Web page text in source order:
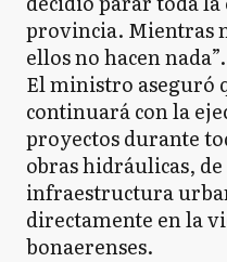
provincia. Mientras
ellos no hacen nada”.
El ministro aseguró
continuará con la
proyectos durante
obras hidráulicas,
infraestructura
directamente en la
bonaerenses.